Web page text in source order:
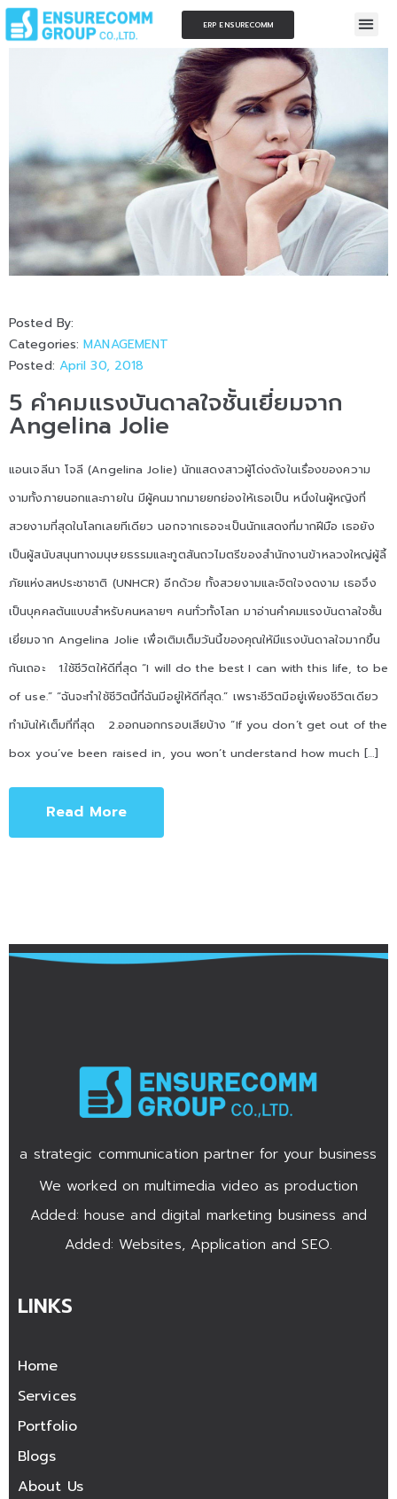
ERP ENSURECOMM
Posted By:
Categories:MANAGEMENT
Posted: April 30, 2018
5 คำคมแรงบันดาลใจชั้นเยี่ยมจาก
Angelina Jolie
แอนเจลีนา โจลี (Angelina Jolie) นักแสดงสาวผู้โด่งดังในเรื่องของความ
งามทั้งภายนอกและภายใน มีผู้คนมากมายยกย่องให้เธอเป็น หนึ่งในผู้หญิงที่
สวยงามที่สุดในโลกเลยทีเดียว นอกจากเธอจะเป็นนักแสดงที่มากฝีมือ เธอยัง
เป็นผู้สนับสนุนทางมนุษยธรรมและทูตสันถวไมตรีของสำนักงานข้าหลวงใหญ่ผู้ลี้
ภัยแห่งสหประชาชาติ (UNHCR) อีกด้วย ทั้งสวยงามและจิตใจงดงาม เธอจึง
เป็นบุคคลต้นแบบสำหรับคนหลายๆ คนทั่วทั้งโลก มาอ่านคำคมแรงบันดาลใจชั้น
เยี่ยมจาก Angelina Jolie เพื่อเติมเต็มวันนี้ของคุณให้มีแรงบันดาลใจมากขึ้น
กันเถอะ 1.ใช้ชีวิตให้ดีที่สุด “I will do the best I can with this life, to be
of use.” “ฉันจะทำใช้ชีวิตนี้ที่ฉันมีอยู่ให้ดีที่สุด.” เพราะชีวิตมีอยู่เพียงชีวิตเดียว
ทำมันให้เต็มที่ที่สุด 2.ออกนอกกรอบเสียบ้าง “If you don’t get out of the
box you’ve been raised in, you won’t understand how much […]
Read More
a strategic communication partner for your business
We worked on multimedia video as production
Added: house and digital marketing business and
Added: Websites, Application and SEO.
LINKS
Home
Services
Portfolio
Blogs
About Us